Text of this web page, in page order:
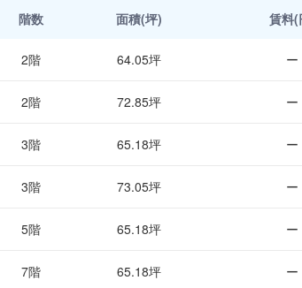
階数 面積(坪) 賃料(
2階 64.05坪 ー
2階 72.85坪 ー
3階 65.18坪 ー
3階 73.05坪 ー
5階 65.18坪 ー
7階 65.18坪 ー